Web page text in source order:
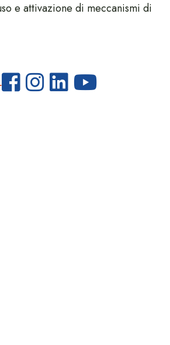
e attivazione di meccanismi di